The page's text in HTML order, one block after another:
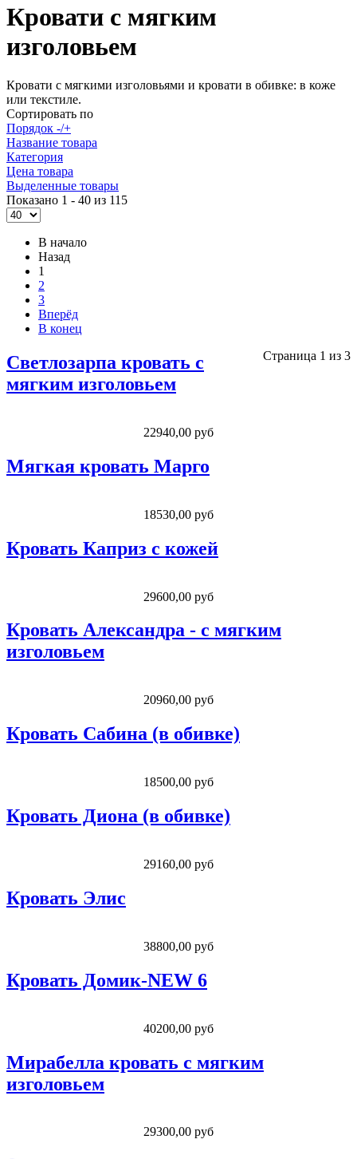
Кровати с мягким
изголовьем
Кровати с мягкими изголовьями и кровати в обивке: в коже
или текстиле.
Сортировать по
Порядок -/+
Название товара
Категория
Цена товара
Выделенные товары
Показано 1 - 40 из 115
В начало
Назад
1
2
3
Вперёд
В конец
Страница 1 из 3
Светлозарпа кровать с
мягким изголовьем
22940,00 руб
Мягкая кровать Марго
18530,00 руб
Кровать Каприз с кожей
29600,00 руб
Кровать Александра - с мягким
изголовьем
20960,00 руб
Кровать Сабина (в обивке)
18500,00 руб
Кровать Диона (в обивке)
29160,00 руб
Кровать Элис
38800,00 руб
Кровать Домик-NEW 6
40200,00 руб
Мирабелла кровать с мягким
изголовьем
29300,00 руб